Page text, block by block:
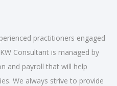
practitioners engaged
Consultant is managed by
and payroll that will help
We always strive to provide